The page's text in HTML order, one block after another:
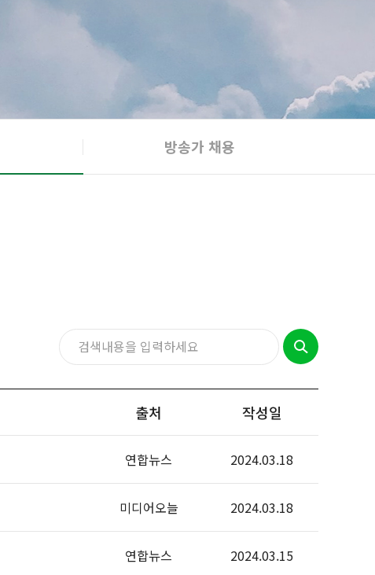
방송가 채용
출처 작성일
연합뉴스 2024.03.18
미디어오늘 2024.03.18
연합뉴스 2024.03.15